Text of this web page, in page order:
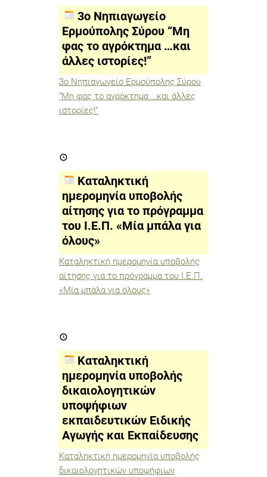
Σύρου
“Μη
φας
αγρόκτημα
και
άλλες
ιστορίες!”
3o Νηπιαγωγείο
Ερμούπολης Σύρου “Μη
φας το αγρόκτημα …και
άλλες ιστορίες!”
3o Νηπιαγωγείο Ερμούπολης Σύρου
“Μη φας το αγρόκτημα …και άλλες
ιστορίες!”
ημερομηνία
αίτησης
πρόγραμμα
του
«Μία
μπάλα
για
όλους»
Καταληκτική
ημερομηνία υποβολής
αίτησης για το πρόγραμμα
του Ι.Ε.Π. «Μία μπάλα για
όλους»
Καταληκτική ημερομηνία υποβολής
αίτησης για το πρόγραμμα του Ι.Ε.Π.
«Μία μπάλα για όλους»
ημερομηνία
δικαιολογητικών
υποψήφιων
εκπαιδευτικών
Ειδικής
Αγωγής
Εκπαίδευσης
Καταληκτική
ημερομηνία υποβολής
δικαιολογητικών
υποψήφιων
εκπαιδευτικών Ειδικής
Αγωγής και Εκπαίδευσης
Καταληκτική ημερομηνία υποβολής
δικαιολογητικών υποψήφιων